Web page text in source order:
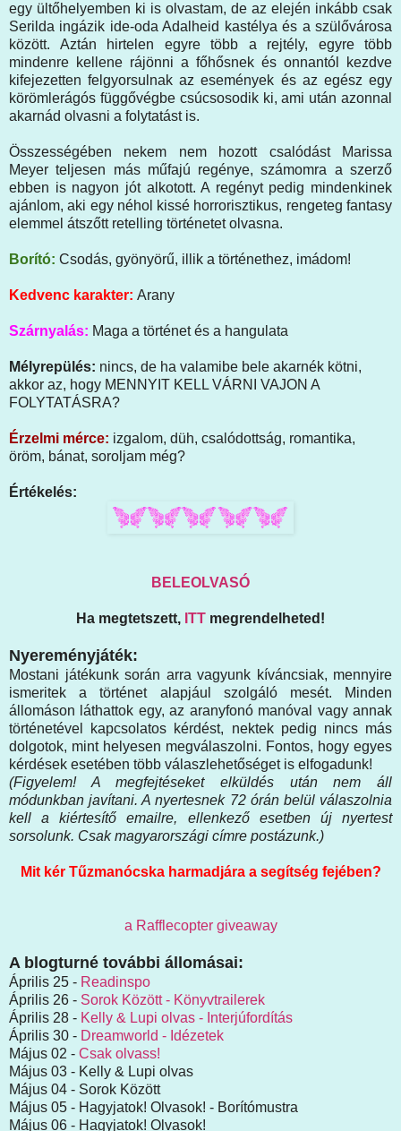
egy ültőhelyemben ki is olvastam, de az elején inkább csak
Serilda ingázik ide-oda Adalheid kastélya és a szülővárosa
között. Aztán hirtelen egyre több a rejtély, egyre több
mindenre kellene rájönni a főhősnek és onnantól kezdve
kifejezetten felgyorsulnak az események és az egész egy
körömlerágós függővégbe csúcsosodik ki, ami után azonnal
akarnád olvasni a folytatást is.
Összességében nekem nem hozott csalódást Marissa
Meyer teljesen más műfajú regénye, számomra a szerző
ebben is nagyon jót alkotott. A regényt pedig mindenkinek
ajánlom, aki egy néhol kissé horrorisztikus, rengeteg fantasy
elemmel átszőtt retelling történetet olvasna.
Borító: Csodás, gyönyörű, illik a történethez, imádom!
Kedvenc karakter: Arany
Szárnyalás: Maga a történet és a hangulata
Mélyrepülés: nincs, de ha valamibe bele akarnék kötni,
akkor az, hogy MENNYIT KELL VÁRNI VAJON A
FOLYTATÁSRA?
Érzelmi mérce: izgalom, düh, csalódottság, romantika,
öröm, bánat, soroljam még?
Értékelés:
BELEOLVASÓ
Ha megtetszett, ITT megrendelheted!
Nyereményjáték:
Mostani játékunk során arra vagyunk kíváncsiak, mennyire
ismeritek a történet alapjául szolgáló mesét. Minden
állomáson láthattok egy, az aranyfonó manóval vagy annak
történetével kapcsolatos kérdést, nektek pedig nincs más
dolgotok, mint helyesen megválaszolni. Fontos, hogy egyes
kérdések esetében több válaszlehetőséget is elfogadunk!
(Figyelem! A megfejtéseket elküldés után nem áll
módunkban javítani. A nyertesnek 72 órán belül válaszolnia
kell a kiértesítő emailre, ellenkező esetben új nyertest
sorsolunk. Csak magyarországi címre postázunk.)
Mit kér Tűzmanócska harmadjára a segítség fejében?
a Rafflecopter giveaway
A blogturné további állomásai:
Április 25 - Readinspo
Április 26 - Sorok Között - Könyvtrailerek
Április 28 - Kelly & Lupi olvas - Interjúfordítás
Április 30 - Dreamworld - Idézetek
Május 02 - Csak olvass!
Május 03 - Kelly & Lupi olvas
Május 04 - Sorok Között
Május 05 - Hagyjatok! Olvasok! - Borítómustra
Május 06 - Hagyjatok! Olvasok!